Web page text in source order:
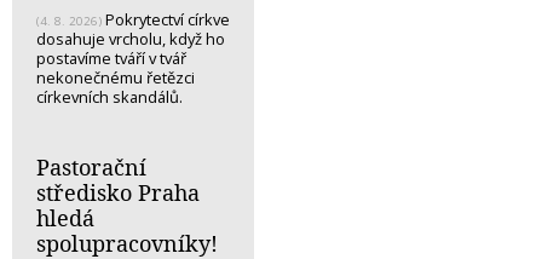
(4. 8. 2026) Pokrytectví církve
dosahuje vrcholu, když ho
postavíme tváří v tvář
nekonečnému řetězci
církevních skandálů.
Pastorační
středisko Praha
hledá
spolupracovníky!